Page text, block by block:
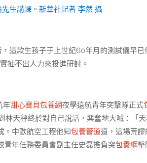
生講課。新華社記者 李然 攝
這款生孩子于上世紀60年月的測試儀早已
抽不出人力來投進研討。
年甜心寶貝包養網夜學遠航青年突擊隊正式
天秤終於對自己說話，興奮地大喊：「天
。中歐航空工程他知包養管道道，這場荒謬
青年任務委員會副主任史磊擔負突包養網擊